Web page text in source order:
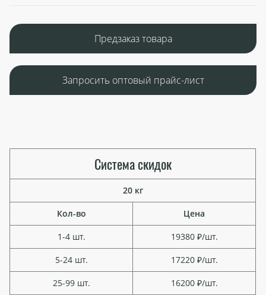
Предзаказ товара
Запросить оптовый прайс-лист
Система скидок
20 кг
Кол-во
1-4 шт.
5-24 шт.
25-99 шт.
Цена
19380 ₽/шт.
17220 ₽/шт.
16200 ₽/шт.